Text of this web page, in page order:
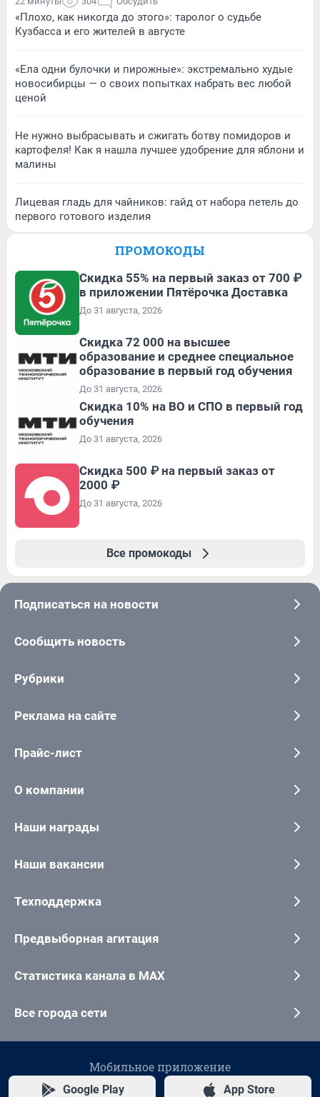
«Плохо, как никогда до этого»: таролог о судьбе
Кузбасса и его жителей в августе
«Ела одни булочки и пирожные»: экстремально худые
новосибирцы — о своих попытках набрать вес любой
ценой
Не нужно выбрасывать и сжигать ботву помидоров и
картофеля! Как я нашла лучшее удобрение для яблони и
малины
Лицевая гладь для чайников: гайд от набора петель до
первого готового изделия
ПРОМОКОДЫ
Скидка 55% на первый заказ от 700 ₽
в приложении Пятёрочка Доставка
До 31 августа, 2026
Скидка 72 000 на высшее
образование и среднее специальное
образование в первый год обучения
До 31 августа, 2026
Скидка 10% на ВО и СПО в первый год
обучения
До 31 августа, 2026
Скидка 500 ₽ на первый заказ от
2000 ₽
До 31 августа, 2026
Все промокоды
Подписаться на новости
Сообщить новость
Рубрики
Реклама на сайте
Прайс-лист
О компании
Наши награды
Наши вакансии
Техподдержка
Предвыборная агитация
Статистика канала в MAX
Все города сети
Мобильное приложение
Google Play App Store